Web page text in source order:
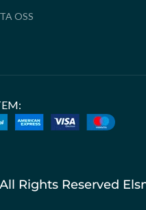
OSS
Rights Reserved